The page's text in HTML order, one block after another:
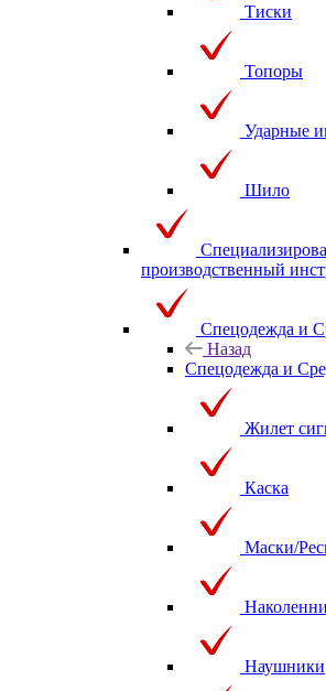
Тиски
Топоры
Ударные
Шило
производственный
Спецодежда и
Назад
Спецодежда и
Жилет
Каска
Маски/
Наушники